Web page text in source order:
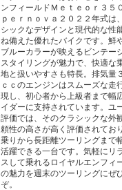
ンフィールドＭｅｔｅｏｒ３５
ｐｅｒｎｏｖａ２０２２年式は
シックなデザインと現代的な性
ね備えた優れたバイクです。鮮
ブルーカラーが映えるビンテー
スタイリングが魅力で、快適な
地と扱いやすさも特長。排気量
ｃｃのエンジンはスムーズな走
現し、初心者から上級者まで幅
イダーに支持されています。ユ
評価では、そのクラシックな外
頼性の高さが高く評価されてお
乗りから長距離ツーリングまで
活躍できる一台です。気軽にリ
スして乗れるロイヤルエンフィ
の魅力を週末のツーリングにぜ
ぞ。